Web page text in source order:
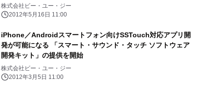
株式会社ビー・ユー・ジー
2012年5月16日 11:00
iPhone／Androidスマートフォン向けSSTouch対応アプリ開
発が可能になる 「スマート・サウンド・タッチ ソフトウェア
開発キット」の提供を開始
株式会社ビー・ユー・ジー
2012年3月5日 11:00